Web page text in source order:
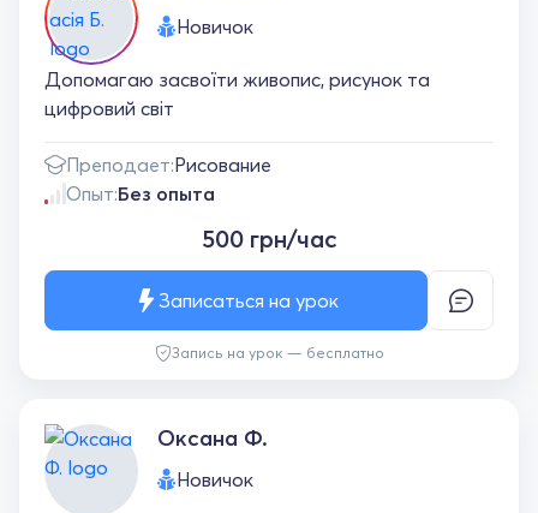
Новичок
Допомагаю засвоїти живопис, рисунок та
цифровий світ
Преподает:Рисование
Опыт:Без опыта
500 грн/час
Запись на урок — бесплатно
Записаться на урок
Оксана Ф.
Новичок